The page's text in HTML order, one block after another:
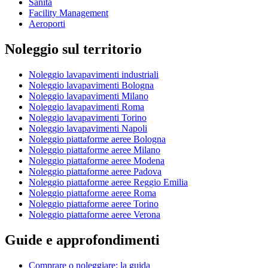
Sanità
Facility Management
Aeroporti
Noleggio sul territorio
Noleggio lavapavimenti industriali
Noleggio lavapavimenti Bologna
Noleggio lavapavimenti Milano
Noleggio lavapavimenti Roma
Noleggio lavapavimenti Torino
Noleggio lavapavimenti Napoli
Noleggio piattaforme aeree Bologna
Noleggio piattaforme aeree Milano
Noleggio piattaforme aeree Modena
Noleggio piattaforme aeree Padova
Noleggio piattaforme aeree Reggio Emilia
Noleggio piattaforme aeree Roma
Noleggio piattaforme aeree Torino
Noleggio piattaforme aeree Verona
Guide e approfondimenti
Comprare o noleggiare: la guida